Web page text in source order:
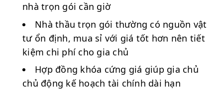
nhà trọn gói cần giờ
Nhà thầu trọn gói thường có nguồn vật
tư ổn định, mua sỉ với giá tốt hơn nên tiết
kiệm chi phí cho gia chủ
Hợp đồng khóa cứng giá giúp gia chủ
chủ động kế hoạch tài chính dài hạn